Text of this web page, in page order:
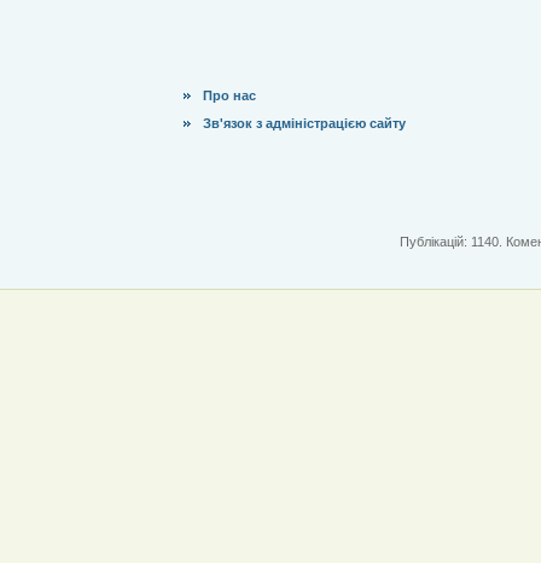
Про нас
Зв'язок з адміністрацією сайту
Публікацій: 1140.